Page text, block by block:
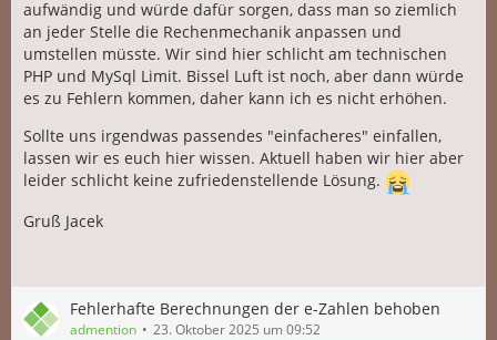
aufwändig und würde dafür sorgen, dass man so ziemlich
an jeder Stelle die Rechenmechanik anpassen und
umstellen müsste. Wir sind hier schlicht am technischen
PHP und MySql Limit. Bissel Luft ist noch, aber dann würde
es zu Fehlern kommen, daher kann ich es nicht erhöhen.
Sollte uns irgendwas passendes "einfacheres" einfallen,
lassen wir es euch hier wissen. Aktuell haben wir hier aber
leider schlicht keine zufriedenstellende Lösung.
Gruß Jacek
Fehlerhafte Berechnungen der e-Zahlen behoben
admention 23. Oktober 2025 um 09:52